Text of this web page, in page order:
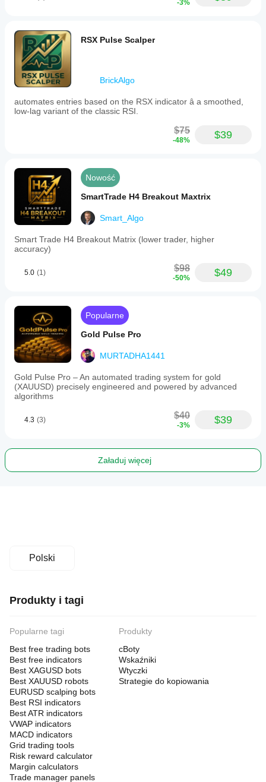
-3%
RSX Pulse Scalper
BrickAlgo
automates entries based on the RSX indicator â a smoothed,
low-lag variant of the classic RSI.
$75
-48% $39
Nowość
SmartTrade H4 Breakout Maxtrix
Smart_Algo
Smart Trade H4 Breakout Matrix (lower trader, higher
accuracy)
5.0 (1) $98
-50% $49
Popularne
Gold Pulse Pro
MURTADHA1441
Gold Pulse Pro – An automated trading system for gold
(XAUUSD) precisely engineered and powered by advanced
algorithms
4.3 (3) $40
-3% $39
Załaduj więcej
Polski
Produkty i tagi
Popularne tagi
Best free trading bots
Best free indicators
Best XAGUSD bots
Best XAUUSD robots
EURUSD scalping bots
Best RSI indicators
Best ATR indicators
VWAP indicators
MACD indicators
Grid trading tools
Risk reward calculator
Margin calculators
Trade manager panels
Produkty
cBoty
Wskaźniki
Wtyczki
Strategie do kopiowania